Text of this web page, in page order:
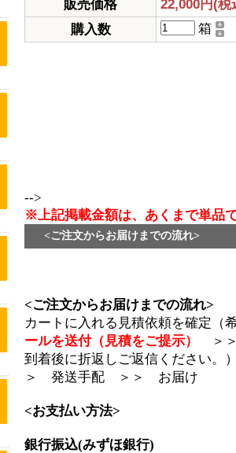
販売価格
22,000円(税
購入数
箱
-->
※上記掲載金額は、あくまで単品
<ご注文からお届けまでの流れ>
<ご注文からお届けまでの流れ>
カートに入れる見積依頼を確定（
ールを送付（見積をご提示）
＞
到着後に折返しご返信ください。
＞ 発送手配 ＞＞ お届け
<お支払い方法>
銀行振込(みずほ銀行)